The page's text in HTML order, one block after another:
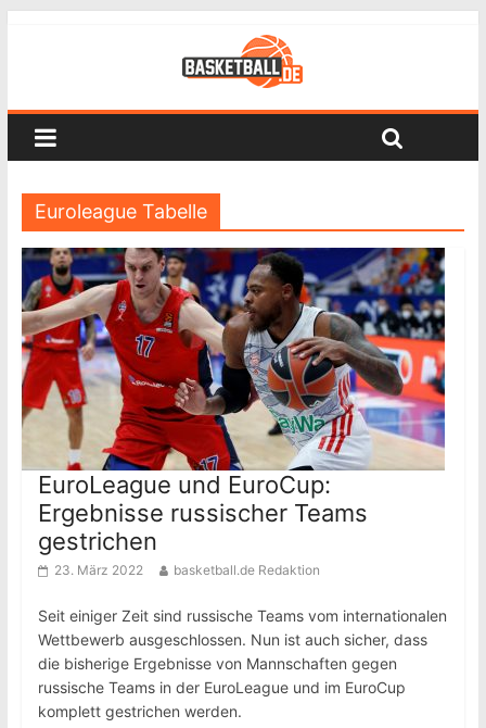
Euroleague Tabelle
EuroLeague und EuroCup:
Ergebnisse russischer Teams
gestrichen
23. März 2022 basketball.de Redaktion
Seit einiger Zeit sind russische Teams vom internationalen
Wettbewerb ausgeschlossen. Nun ist auch sicher, dass
die bisherige Ergebnisse von Mannschaften gegen
russische Teams in der EuroLeague und im EuroCup
komplett gestrichen werden.